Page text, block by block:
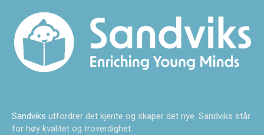
Sandviks utfordrer det kjente og skaper det nye. Sandviks står
for høy kvalitet og troverdighet.